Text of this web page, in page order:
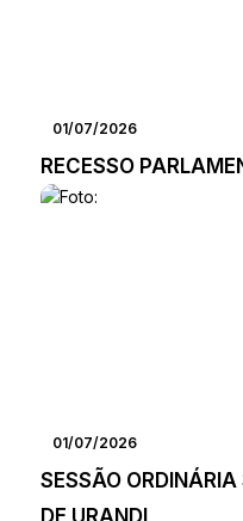
01/07/2026
RECESSO
01/07/2026
SESSÃO